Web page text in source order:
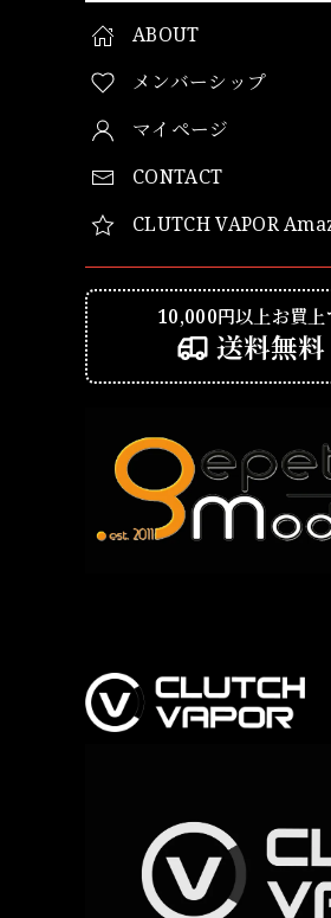
ABOUT
メンバーシップ
マイページ
CONTACT
CLUTCH VAPOR
10,000円以上お買上
送料無料